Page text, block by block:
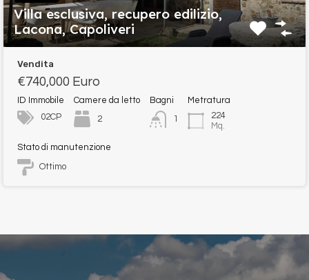
Villa esclusiva, recupero edilizio,
Lacona, Capoliveri
Vendita
€740,000 Euro
ID Immobile
02CP
Camere da letto
2
Bagni
1
Metratura
224
Mq.
Stato di manutenzione
Ottimo